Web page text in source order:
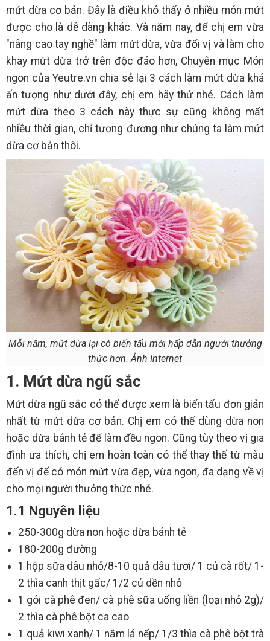
mứt dừa cơ bản. Đây là điều khó thấy ở nhiều món mứt
được cho là dễ dàng khác. Và năm nay, để chị em vừa
"nâng cao tay nghề" làm mứt dừa, vừa đổi vị và làm cho
khay mứt dừa trở trên độc đáo hơn, Chuyên mục Món
ngon của Yeutre.vn chia sẻ lại 3 cách làm mứt dừa khá
ấn tượng như dưới đây, chị em hãy thử nhé. Cách làm
mứt dừa theo 3 cách này thực sự cũng không mất
nhiều thời gian, chỉ tương đương như chúng ta làm mứt
dừa cơ bản thôi.
Mỗi năm, mứt dừa lại có biến tấu mới hấp dẫn người thưởng
thức hơn. Ảnh Internet
1. Mứt dừa ngũ sắc
Mứt dừa ngũ sắc có thể được xem là biến tấu đơn giản
nhất từ mứt dừa cơ bản. Chị em có thể dùng dừa non
hoặc dừa bánh tẻ để làm đều ngon. Cũng tùy theo vị gia
đình ưa thích, chị em hoàn toàn có thể thay thế từ màu
đến vị để có món mứt vừa đẹp, vừa ngon, đa dạng về vị
cho mọi người thưởng thức nhé.
1.1 Nguyên liệu
250-300g dừa non hoặc dừa bánh tẻ
180-200g đường
1 hộp sữa dâu nhỏ/8-10 quả dâu tươi/ 1 củ cà rốt/ 1-
2 thìa canh thịt gấc/ 1/2 củ dền nhỏ
1 gói cà phê đen/ cà phê sữa uống liền (loại nhỏ 2g)/
2 thìa cà phê bột ca cao
1 quả kiwi xanh/ 1 nắm lá nếp/ 1/3 thìa cà phê bột trà